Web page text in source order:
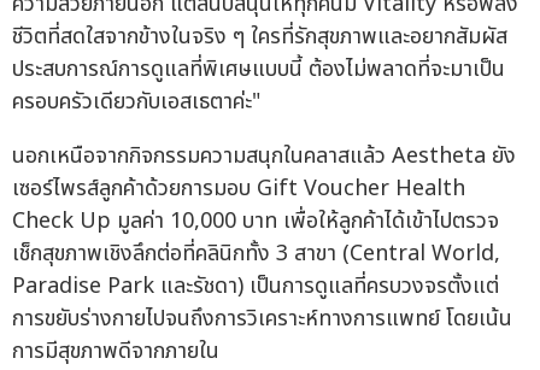
ชีวิตที่สดใสจากข้างในจริง ๆ ใครที่รักสุขภาพและอยากสัมผัส
ประสบการณ์การดูแลที่พิเศษแบบนี้ ต้องไม่พลาดที่จะมาเป็น
ครอบครัวเดียวกับเอสเธตาค่ะ"
นอกเหนือจากกิจกรรมความสนุกในคลาสแล้ว Aestheta ยัง
เซอร์ไพรส์ลูกค้าด้วยการมอบ Gift Voucher Health
Check Up มูลค่า 10,000 บาท เพื่อให้ลูกค้าได้เข้าไปตรวจ
เช็กสุขภาพเชิงลึกต่อที่คลินิกทั้ง 3 สาขา (Central World,
Paradise Park และรัชดา) เป็นการดูแลที่ครบวงจรตั้งแต่
การขยับร่างกายไปจนถึงการวิเคราะห์ทางการแพทย์ โดยเน้น
การมีสุขภาพดีจากภายใน